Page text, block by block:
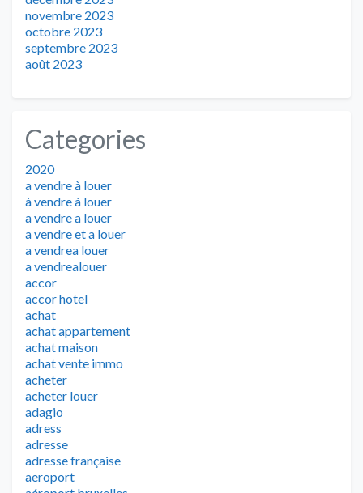
novembre 2023
octobre 2023
septembre 2023
août 2023
Categories
2020
a vendre à louer
à vendre à louer
a vendre a louer
a vendre et a louer
a vendrea louer
a vendrealouer
accor
accor hotel
achat
achat appartement
achat maison
achat vente immo
acheter
acheter louer
adagio
adress
adresse
adresse française
aeroport